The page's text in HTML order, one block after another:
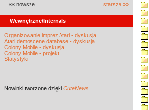
«« nowsze starsze »»
Wewnętrzne/Internals
Organizowanie imprez Atari - dyskusja
Atari demoscene database - dyskusja
Colony Mobile - dyskusja
Colony Mobile - projekt
Statystyki
Nowinki tworzone dzięki CuteNews